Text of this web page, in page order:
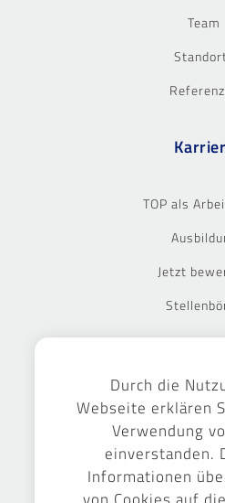
Team
TOP als
Jetzt
Durch die
Webseite erklären
Verwendung
einverstanden.
Informationen